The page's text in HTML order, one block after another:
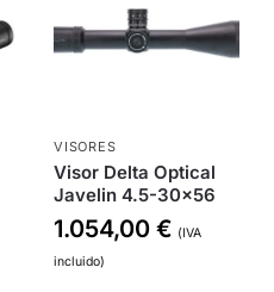
VISORES
Visor Delta Optical
Javelin 4.5-30×56
1.054,00€ (IVA
incluido)